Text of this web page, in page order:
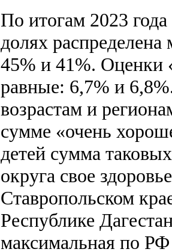
По итогам 2023
долях
45% и 41%. Оценки
равные: 6,7% и
возрастам и
сумме «очень
детей сумма
округа свое
Ставропольском
Республике
максимальная по